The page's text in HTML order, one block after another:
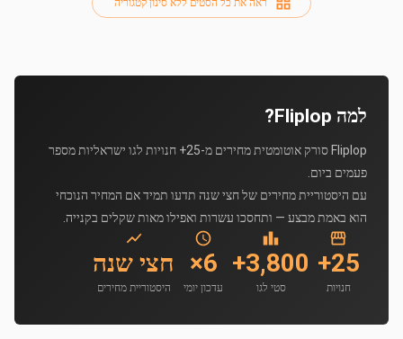
למה Fliplop?
Fliplop סורק אוטומטית מחירים מ-25+ חנויות לגו ישראליות מספר
פעמים ביום.
עם היסטוריית מחירים של חצי שנה תדעו תמיד אם המחיר הנוכחי
הוא באמת מבצע — ותחסכו עשרות ואפילו מאות שקלים בקנייה.
25+
חנויות
3,800+
סטי לגו
6×
עדכון יומי
חצי שנה
היסטוריית מחירים